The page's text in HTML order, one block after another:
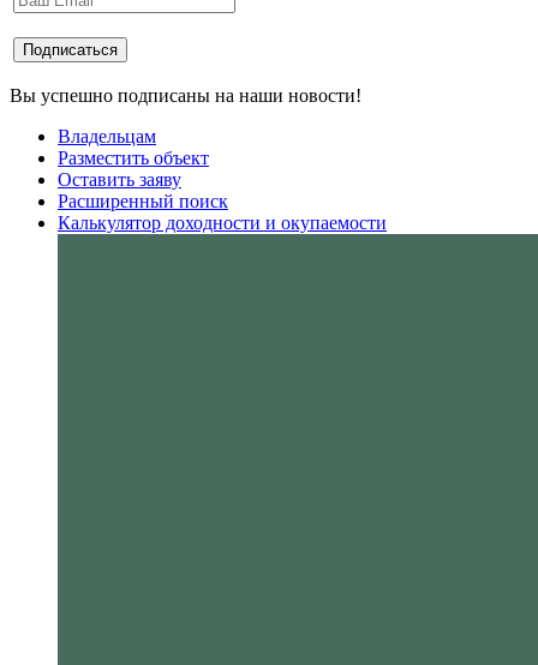
Вы успешно подписаны на наши новости!
Владельцам
Разместить объект
Оставить заяву
Расширенный поиск
Калькулятор доходности и окупаемости